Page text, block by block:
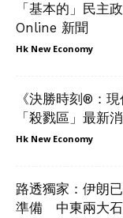
「基本的」民主
Online 新聞
Hk New Economy
《決勝時刻®：
「殺戮區」最新
Hk New Economy
路透獨家：伊朗
準備 中東兩大石